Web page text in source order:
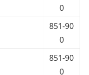
0
851-90
0
851-90
0